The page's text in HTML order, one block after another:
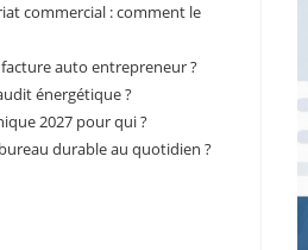
commercial : comment le
auto entrepreneur ?
énergétique ?
2027 pour qui ?
durable au quotidien ?